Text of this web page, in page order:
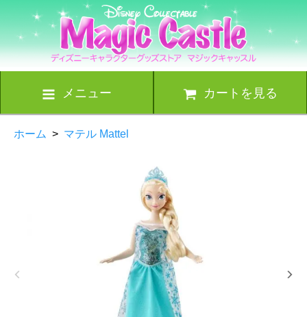
メニュー カートを見る
ホーム > マテル Mattel